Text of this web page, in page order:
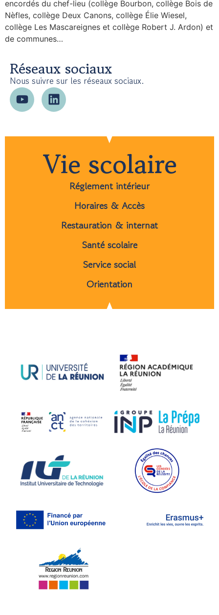
encordés du chef-lieu (collège Bourbon, collège Bois de
Nèfles, collège Deux Canons, collège Élie Wiesel,
collège Les Mascareignes et collège Robert J. Ardon) et
de communes…
Réseaux sociaux
Nous suivre sur les réseaux sociaux.
Vie scolaire
Réglement intérieur
Horaires & Accès
Restauration & internat
Santé scolaire
Service social
Orientation